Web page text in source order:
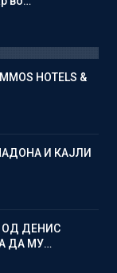
HOTELS &
И КАЈЛИ
ОД ДЕНИС
ДА МУ…